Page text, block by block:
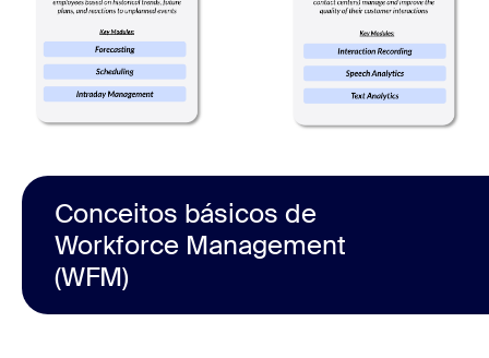
Conceitos básicos de
Workforce Management
(WFM)